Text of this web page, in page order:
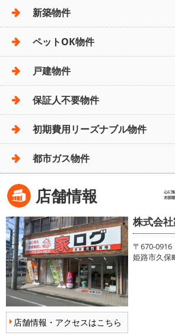
新築物件
ペットOK物件
戸建物件
保証人不要物件
初期費用リーズナブル物件
都市ガス物件
店舗情報
店舗情報・アクセスはこちら
株式会
〒670-0916
姫路市久保